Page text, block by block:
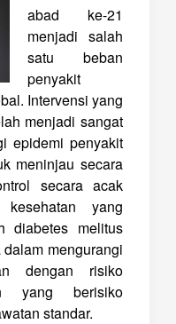
abad ke-21
menjadi salah
satu beban
penyakit
Intervensi yang
menjadi sangat
epidemi penyakit
meninjau secara
secara acak
yang
diabetes melitus
mengurangi
dengan risiko
yang berisiko
standar.